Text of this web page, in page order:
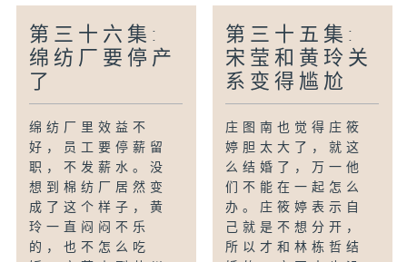
第三十六集:
绵纺厂要停产
了
绵纺厂里效益不
好，员工要停薪留
职，不发薪水。没
想到棉纺厂居然变
成了这个样子，黄
玲一直闷闷不乐
的，也不怎么吃
第三十五集:
宋莹和黄玲关
系变得尴尬
庄图南也觉得庄筱
婷胆太大了，就这
么结婚了，万一他
们不能在一起怎么
办。庄筱婷表示自
己就是不想分开，
所以才和林栋哲结